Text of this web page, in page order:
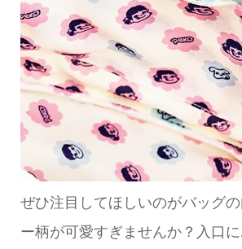
ぜひ注目してほしいのがバッグ
ー柄が可愛すぎませんか？入口